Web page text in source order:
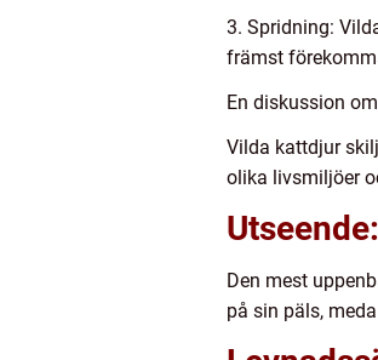
3. Spridning:
främst
En diskussion
Vilda kattdjur
olika livsmiljöer
Utseende:
Den mest
på sin päls,